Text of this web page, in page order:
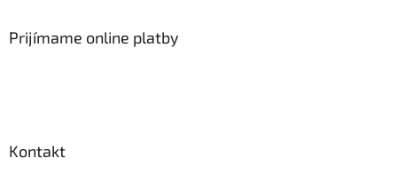
Prijímame online platby
Kontakt